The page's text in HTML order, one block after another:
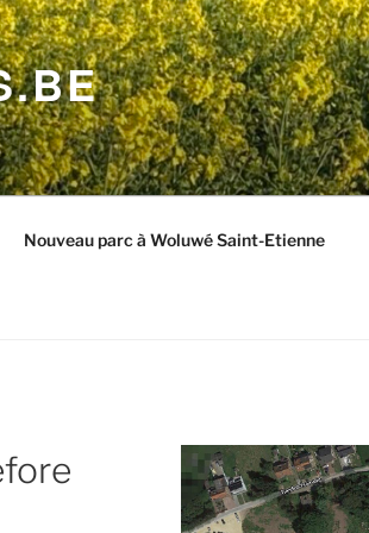
Nouveau parc à Woluwé Saint-Etienne